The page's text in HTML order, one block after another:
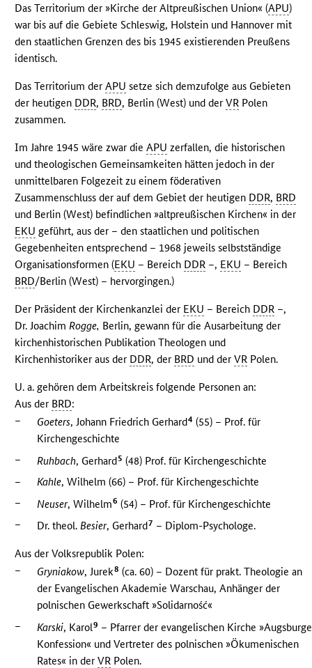
Das Territorium der »Kirche der Altpreußischen Union« (APU)
war bis auf die Gebiete Schleswig, Holstein und Hannover mit
den staatlichen Grenzen des bis 1945 existierenden Preußens
identisch.
Das Territorium derAPU setze sich demzufolge aus Gebieten
der heutigen DDR, BRD, Berlin (West) und derVR Polen
zusammen.
Im Jahre 1945 wäre zwar dieAPU zerfallen, die historischen
und theologischen Gemeinsamkeiten hätten jedoch in der
unmittelbaren Folgezeit zu einem föderativen
Zusammenschluss der auf dem Gebiet der heutigen DDR, BRD
und Berlin (West) befindlichen »altpreußischen Kirchen« in der
EKU geführt, aus der – den staatlichen und politischen
Gegebenheiten entsprechend – 1968 jeweils selbstständige
Organisationsformen (EKU – Bereich DDR –, EKU – Bereich
BRD/Berlin (West) – hervorgingen.)
Der Präsident der Kirchenkanzlei der EKU – Bereich DDR –,
Dr. JoachimRogge, Berlin, gewann für die Ausarbeitung der
kirchenhistorischen Publikation Theologen und
Kirchenhistoriker aus der DDR, der BRD und derVR Polen.
U. a. gehören dem Arbeitskreis folgende Personen an:
Aus der BRD:
–
Goeters, Johann Friedrich Gerhard4 (55) – Prof. für
Kirchengeschichte
–
Ruhbach, Gerhard5 (48) Prof. für Kirchengeschichte
–
Kahle, Wilhelm (66) – Prof. für Kirchengeschichte
–
Neuser, Wilhelm6 (54) – Prof. für Kirchengeschichte
–
Dr. theol.Besier, Gerhard7 – Diplom-Psychologe.
Aus der Volksrepublik Polen:
–
Gryniakow, Jurek8 (ca. 60) – Dozent für prakt. Theologie an
der Evangelischen Akademie Warschau, Anhänger der
polnischen Gewerkschaft »Solidarność«
–
Karski, Karol9 – Pfarrer der evangelischen Kirche
Konfession« und Vertreter des polnischen »Ökumenischen
Rates« in derVR Polen.